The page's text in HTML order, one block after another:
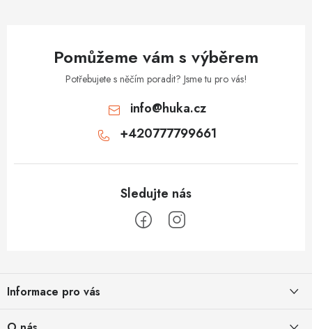
Pomůžeme vám s výběrem
Potřebujete s něčím poradit? Jsme tu pro vás!
info@huka.cz
+420777799661
pInformace pro vás